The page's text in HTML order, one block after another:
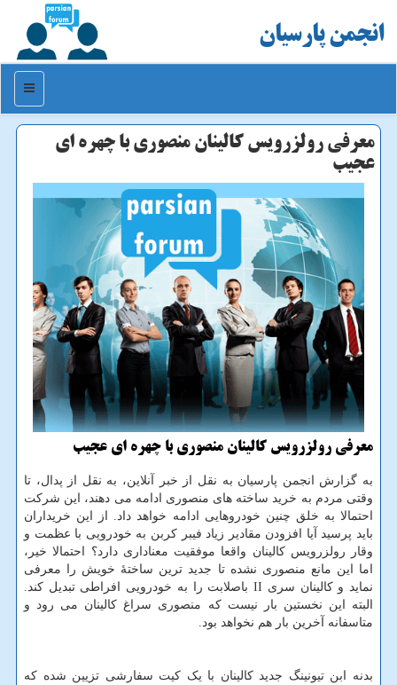
انجمن پارسیان
منو
معرفی رولزرویس کالینان منصوری با چهره ای
عجیب
معرفی رولزرویس کالینان منصوری با چهره ای عجیب
به گزارش انجمن پارسیان به نقل از خبر آنلاین، به نقل از پدال، تا
وقتی مردم به خرید ساخته های منصوری ادامه می دهند، این شرکت
احتمالا به خلق چنین خودروهایی ادامه خواهد داد. از این خریداران
باید پرسید آیا افزودن مقادیر زیاد فیبر کربن به خودرویی با عظمت و
وقار رولزرویس کالینان واقعا موفقیت معناداری دارد؟ احتمالا خیر،
اما این مانع منصوری نشده تا جدید ترین ساختهٔ خویش را معرفی
نماید و کالینان سری II باصلابت را به خودرویی افراطی تبدیل کند.
البته این نخستین بار نیست که منصوری سراغ کالینان می رود و
متاسفانه آخرین بار هم نخواهد بود.
بدنه ابن تیونینگ جدید کالینان با یک کیت سفارشی تزیین شده که